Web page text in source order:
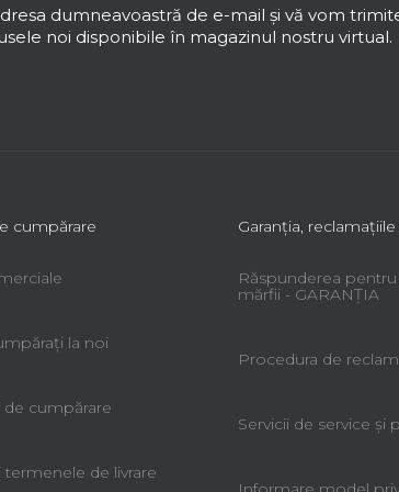
dumneavoastră de e-mail şi vă vom
noi disponibile în magazinul nostru virtual.
cumpărare
la noi
cumpărare
termenele de livrare
Garanţia, reclamaţiile
Răspunderea
mărfii - GARANŢIA
Procedura de
Servicii de service şi